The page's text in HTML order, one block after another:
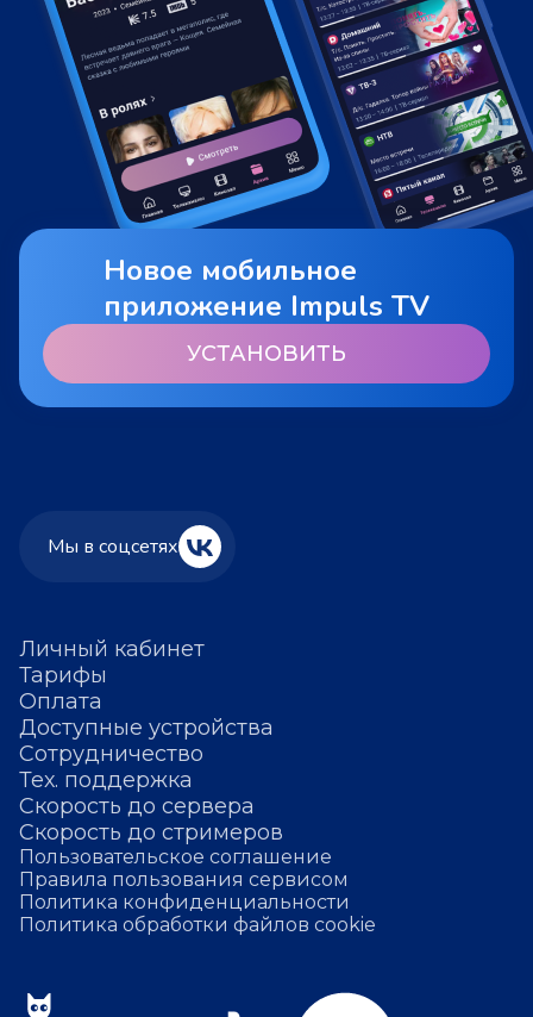
Новое мобильное
приложение Impuls TV
УСТАНОВИТЬ
Личный кабинет
Тарифы
Оплата
Доступные устройства
Сотрудничество
Тех. поддержка
Скорость до сервера
Скорость до стримеров
Пользовательское соглашение
Правила пользования сервисом
Политика конфиденциальности
Политика обработки файлов cookie
Мы в соцсетях